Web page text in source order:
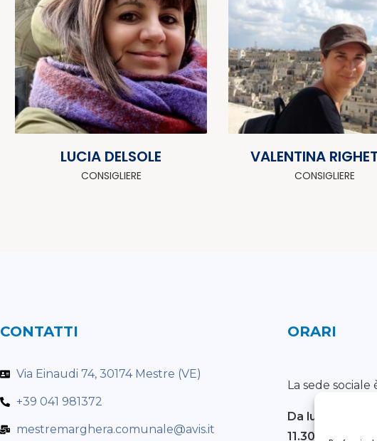
LUCIA DELSOLE
CONSIGLIERE
VALENTINA
CONSIGLIERE
CONTATTI
Via Einaudi 74, 30174 Mestre (VE)
+39 041 981372
mestremarghera.comunale@avis.it
ORARI
La sede
Da lunedì a
11.30